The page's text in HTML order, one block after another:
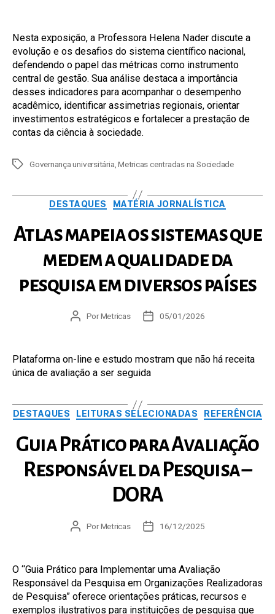
Nesta exposição, a Professora Helena Nader discute a
evolução e os desafios do sistema científico nacional,
defendendo o papel das métricas como instrumento
central de gestão. Sua análise destaca a importância
desses indicadores para acompanhar o desempenho
acadêmico, identificar assimetrias regionais, orientar
investimentos estratégicos e fortalecer a prestação de
contas da ciência à sociedade.
Tags Governança universitária ,Metricas centradas na Sociedade
Categorias
DESTAQUES MATÉRIA JORNALÍSTICA
Atlas mapeia os sistemas que
medem a qualidade da
pesquisa em diversos países
AutorPorMetricas
Data05/01/2026
Plataforma on-line e estudo mostram que não há receita
única de avaliação a ser seguida
Categorias
DESTAQUES LEITURAS SELECIONADAS REFERÊNCIA
Guia Prático para Avaliação
Responsável da Pesquisa –
DORA
AutorPorMetricas
Data16/12/2025
O “Guia Prático para Implementar uma Avaliação
Responsável da Pesquisa em Organizações Realizadoras
de Pesquisa” oferece orientações práticas, recursos e
exemplos ilustrativos para instituições de pesquisa que